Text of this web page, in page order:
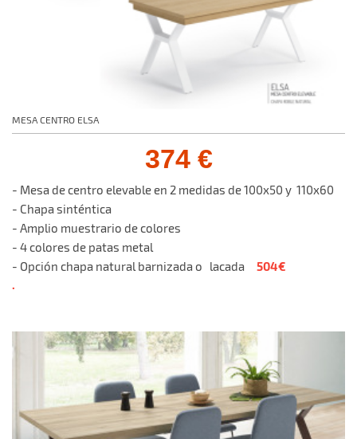
MESA CENTRO ELSA
374 €
- Mesa de centro elevable en 2 medidas de 100x50 y 110x60
- Chapa sinténtica
- Amplio muestrario de colores
- 4 colores de patas metal
- Opción chapa natural barnizada o lacada 504€
.